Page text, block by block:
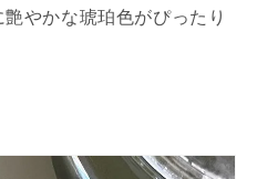
やかな琥珀色がぴったり